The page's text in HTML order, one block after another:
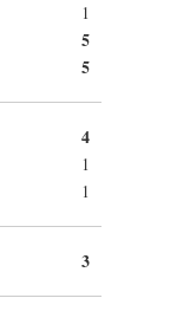
1
5
5
4
1
1
3